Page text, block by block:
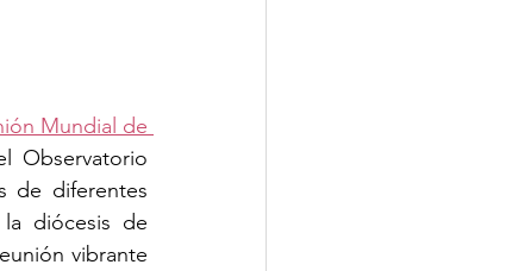
Mundial de
Observatorio
de diferentes
diócesis de
vibrante